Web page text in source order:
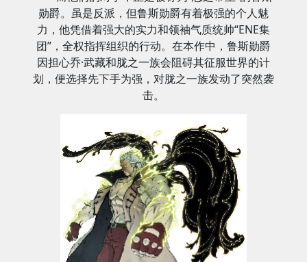
勋爵。虽是反派，但鲁斯勋爵有着极强的个人魅
力，他凭借着强大的实力和领袖气质统帅“ENE集
团”，全权指挥组织的行动。在本作中，鲁斯勋爵
因担心乔·武藏和胧之一族会阻碍其征服世界的计
划，便选择先下手为强，对胧之一族发动了突然袭
击。